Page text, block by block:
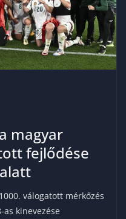
magyar
fejlődése
válogatott mérkőzés
kinevezése